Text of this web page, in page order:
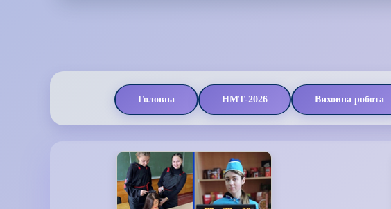
Головна НМТ-2026 Виховна робота